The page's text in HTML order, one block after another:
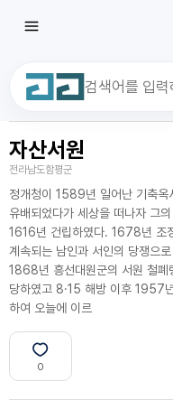
최근 검색어
자산서원
전라남도함평군
정개청이 1589년 일어난 기축옥
유배되었다가 세상을 떠나자 그
1616년 건립하였다. 1678년 조
계속되는 남인과 서인의 당쟁으
1868년 흥선대원군의 서원 철폐
당하였고 8·15 해방 이후 1957
하여 오늘에 이르
0